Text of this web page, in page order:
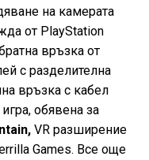
на камерата
от PlayStation
връзка от
с разделителна
връзка с кабел
обявена за
VR разширение
Games. Все още